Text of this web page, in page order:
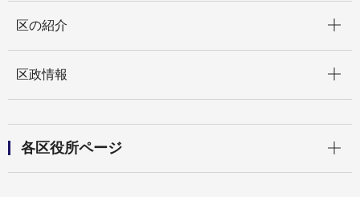
区の紹介
区政情報
各区役所ページ